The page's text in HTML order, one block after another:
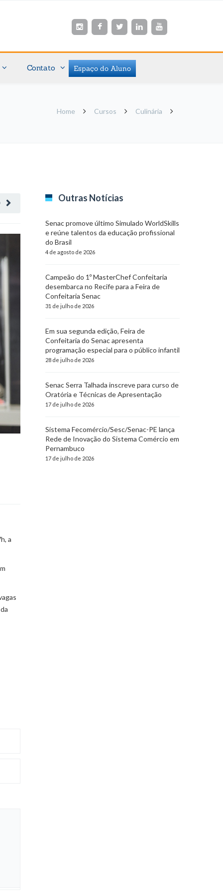
Contato Espaço do Aluno
Home Cursos Culinária
a
Outras Notícias
Senac promove último Simulado WorldSkills
e reúne talentos da educação profissional
do Brasil
4 de agosto de 2026
Campeão do 1º MasterChef Confeitaria
desembarca no Recife para a Feira de
Confeitaria Senac
31 de julho de 2026
Em sua segunda edição, Feira de
Confeitaria do Senac apresenta
programação especial para o público infantil
28 de julho de 2026
Senac Serra Talhada inscreve para curso de
Oratória e Técnicas de Apresentação
17 de julho de 2026
Sistema Fecomércio/Sesc/Senac-PE lança
Rede de Inovação do Sistema Comércio em
Pernambuco
17 de julho de 2026